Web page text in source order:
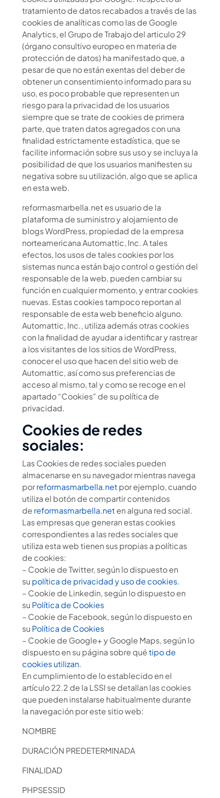
tratamiento de datos recabados a través de las
cookies de analíticas como las de Google
Analytics, el Grupo de Trabajo del articulo 29
(órgano consultivo europeo en materia de
protección de datos) ha manifestado que, a
pesar de que no están exentas del deber de
obtener un consentimiento informado para su
uso, es poco probable que representen un
riesgo para la privacidad de los usuarios
siempre que se trate de cookies de primera
parte, que traten datos agregados con una
finalidad estrictamente estadística, que se
facilite información sobre sus uso y se incluya la
posibilidad de que los usuarios manifiesten su
negativa sobre su utilización, algo que se aplica
en esta web.
reformasmarbella.net es usuario de la
plataforma de suministro y alojamiento de
blogs WordPress, propiedad de la empresa
norteamericana Automattic, Inc. A tales
efectos, los usos de tales cookies por los
sistemas nunca están bajo control o gestión del
responsable de la web, pueden cambiar su
función en cualquier momento, y entrar cookies
nuevas. Estas cookies tampoco reportan al
responsable de esta web beneficio alguno.
Automattic, Inc., utiliza además otras cookies
con la finalidad de ayudar a identificar y rastrear
a los visitantes de los sitios de WordPress,
conocer el uso que hacen del sitio web de
Automattic, así como sus preferencias de
acceso al mismo, tal y como se recoge en el
apartado “Cookies” de su política de
privacidad.
Cookies de redes
sociales:
Las Cookies de redes sociales pueden
almacenarse en su navegador mientras navega
porreformasmarbella.netpor ejemplo, cuando
utiliza el botón de compartir contenidos
de reformasmarbella.neten alguna red social.
Las empresas que generan estas cookies
correspondientes a las redes sociales que
utiliza esta web tienen sus propias a políticas
de cookies:
– Cookie de Twitter, según lo dispuesto en
su política de privacidad y uso de cookies.
– Cookie de Linkedin, según lo dispuesto en
su Política de Cookies
– Cookie de Facebook, según lo dispuesto en
su Política de Cookies
– Cookie de Google+ y Google Maps, según lo
dispuesto en su página sobre quétipo de
cookies utilizan.
En cumplimiento de lo establecido en el
artículo 22.2 de la LSSI se detallan las cookies
que pueden instalarse habitualmente durante
la navegación por este sitio web:
NOMBRE
DURACIÓN PREDETERMINADA
FINALIDAD
PHPSESSID